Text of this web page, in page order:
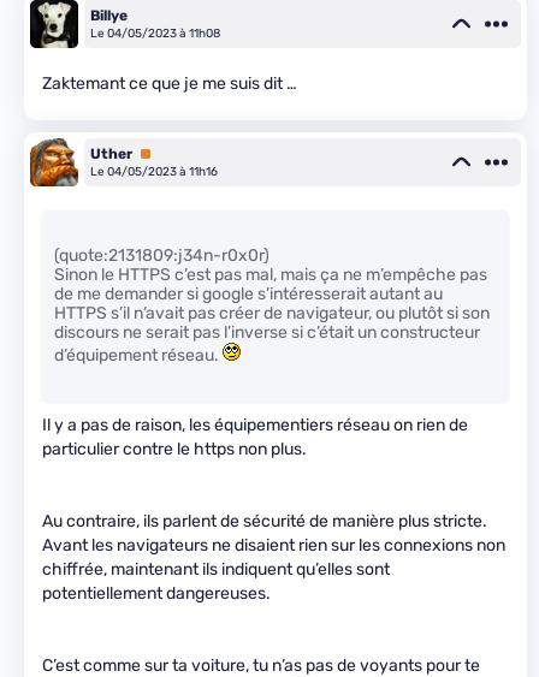
Billye
Le 04/05/2023 à 11h08
Zaktemant ce que je me suis dit …
Uther Premium
Le 04/05/2023 à 11h16
(quote:2131809:j34n-r0x0r)
Sinon le HTTPS c’est pas mal, mais ça ne m’empêche pas
de me demander si google s’intéresserait autant au
HTTPS s’il n’avait pas créer de navigateur, ou plutôt si son
discours ne serait pas l’inverse si c’était un constructeur
d’équipement réseau.
Il y a pas de raison, les équipementiers réseau on rien de
particulier contre le https non plus.
Au contraire, ils parlent de sécurité de manière plus stricte.
Avant les navigateurs ne disaient rien sur les connexions non
chiffrée, maintenant ils indiquent qu’elles sont
potentiellement dangereuses.
C’est comme sur ta voiture, tu n’as pas de voyants pour te